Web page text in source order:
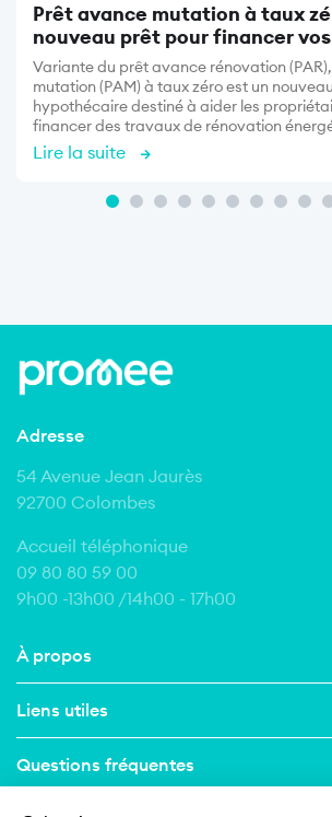
Prêt avance mutation à taux
nouveau prêt pour financer
Variante du prêt avance rénovation
mutation (PAM) à taux zéro est un
hypothécaire destiné à aider les
financer des travaux de rénovation
Lire la suite
À propos
Liens utiles
Questions fréquentes
Adresse
54 Avenue Jean Jaurès
92700 Colombes
Accueil téléphonique
09 80 80 59 00
9h00 -13h00 /14h00 - 17h00